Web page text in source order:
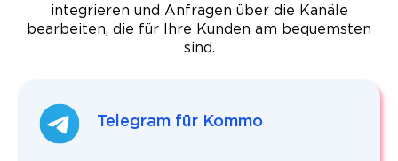
integrieren und Anfragen über die Kanäle
bearbeiten, die für Ihre Kunden am bequemsten
sind.
Telegram für Kommo